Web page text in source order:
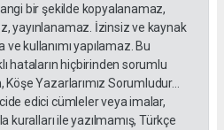
bir şekilde kopyalanamaz,
yayınlanamaz. İzinsiz ve kaynak
kullanımı yapılamaz. Bu
hataların hiçbirinden sorumlu
Köşe Yazarlarımız Sorumludur...
edici cümleler veya imalar,
kuralları ile yazılmamış, Türkçe